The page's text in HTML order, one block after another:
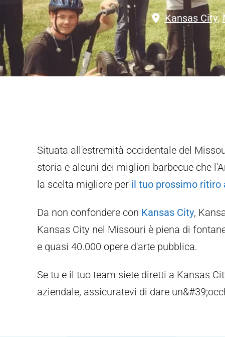
Kansas City,
Situata all'estremità occidentale del
storia e alcuni dei migliori barbecue che
la scelta migliore per il tuo prossimo ritiro
Da non confondere con Kansas City,
Kansas City nel Missouri è piena di
e quasi 40.000 opere d'arte pubblica.
Se tu e il tuo team siete diretti a Kansas
aziendale, assicuratevi di dare